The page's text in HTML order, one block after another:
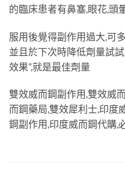
的臨床患者有鼻塞,眼花,頭
服用後覺得副作用過大,可
並且於下次時降低劑量試
效果”,就是最佳劑量
雙效威而鋼副作用,雙效威
而鋼藥局,雙效犀利士,印度
鋼副作用,印度威而鋼代購,